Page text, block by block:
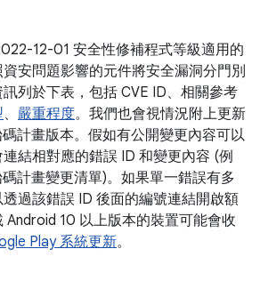
12-01 安全性修補程式等級適用的
安問題影響的元件將安全漏洞分門別
列於下表，包括 CVE ID、相關參考
、 嚴重程度。我們也會視情況附上更新
計畫版本。假如有公開變更內容可以
結相對應的錯誤 ID 和變更內容 (例
計畫變更清單)。如果單一錯誤有多
過該錯誤 ID 後面的編號連結開啟額
Android 10 以上版本的裝置可能會收
Play 系統更新。